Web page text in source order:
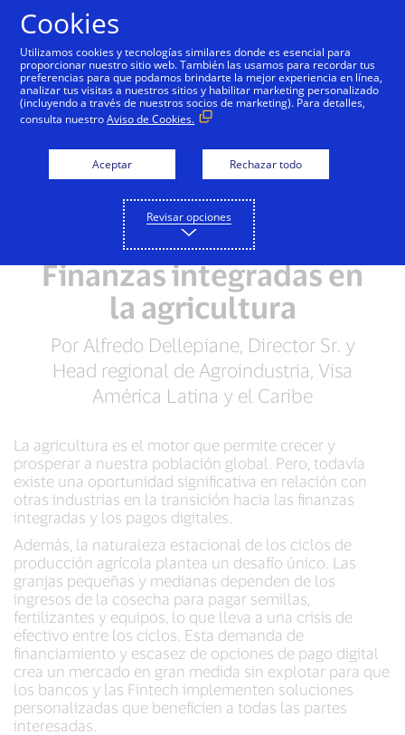
Gran oportunidad:
Finanzas integradas en
la agricultura
Por Alfredo Dellepiane, Director Sr. y
Head regional de Agroindustria, Visa
América Latina y el Caribe
La agricultura es el motor que permite crecer y
prosperar a nuestra población global. Pero, todavía
existe una oportunidad significativa en relación con
otras industrias en la transición hacia las finanzas
integradas y los pagos digitales.
Además, la naturaleza estacional de los ciclos de
producción agrícola plantea un desafío único. Las
granjas pequeñas y medianas dependen de los
ingresos de la cosecha para pagar semillas,
fertilizantes y equipos, lo que lleva a una crisis de
efectivo entre los ciclos. Esta demanda de
financiamiento y escasez de opciones de pago digital
crea un mercado en gran medida sin explotar para que
los bancos y las Fintech implementen soluciones
personalizadas que beneficien a todas las partes
interesadas.
Cookies
Utilizamos cookies y tecnologías similares donde es esencial para
proporcionar nuestro sitio web. También las usamos para recordar tus
preferencias para que podamos brindarte la mejor experiencia en línea,
analizar tus visitas a nuestros sitios y habilitar marketing personalizado
(incluyendo a través de nuestros socios de marketing). Para detalles,
consulta nuestroAviso de Cookies.
Aceptar Rechazar todo
Revisar opciones